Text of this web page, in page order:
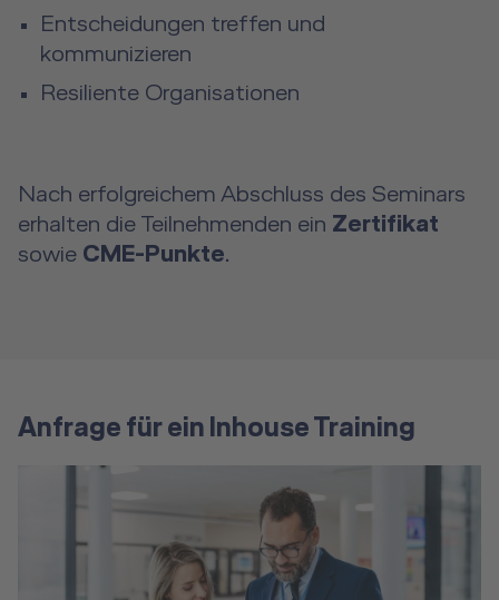
Entscheidungen treffen und
kommunizieren
Resiliente Organisationen
Nach erfolgreichem Abschluss des Seminars
erhalten die Teilnehmenden ein Zertifikat
sowie CME-Punkte.
Anfrage für ein Inhouse Training